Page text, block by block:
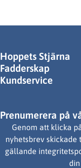
Hoppets Stjärna
Fadderskap
Kundservice
Prenumerera på
Genom att klicka
nyhetsbrev
gällande